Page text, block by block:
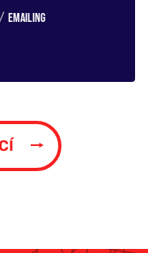
/ Emailing